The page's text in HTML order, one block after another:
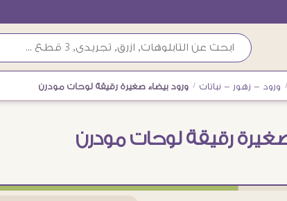
/ ورود - زهور - نباتات / ورود بيضاء صغيرة رقيقة لوحات مودرن
رقيقة لوحات مودرن